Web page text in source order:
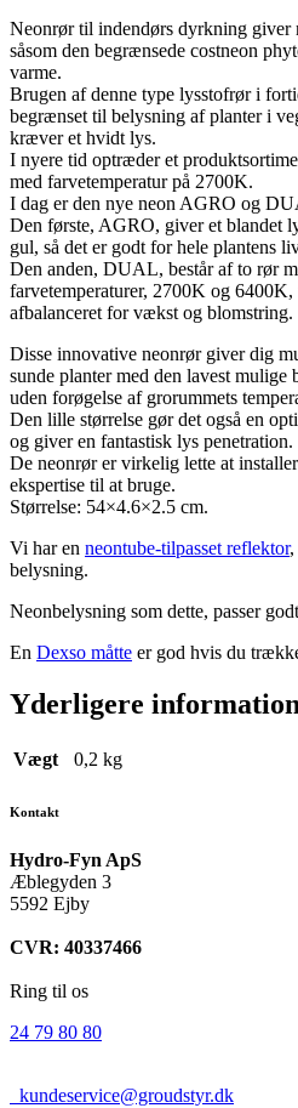
Neonrør til indendørs dyrkning giver
såsom den begrænsede costneon
varme.
Brugen af ​​denne type lysstofrør i
begrænset til belysning af planter i
kræver et hvidt lys.
I nyere tid optræder et
med farvetemperatur på 2700K.
I dag er den nye neon AGRO og
Den første, AGRO, giver et blandet
gul, så det er godt for hele plantens
Den anden, DUAL, består af to rør
farvetemperaturer, 2700K og
afbalanceret for vækst og blomstring.
Disse innovative neonrør giver dig
sunde planter med den lavest mulige
uden forøgelse af grorummets
Den lille størrelse gør det også en
og giver en fantastisk lys penetration.
De neonrør er virkelig lette at
ekspertise til at bruge.
Størrelse: 54×4.6×2.5 cm.
Vi har en neontube-tilpasset reflektor,
belysning.
Neonbelysning som dette, passer
En Dexso måtte er god hvis du
Yderligere information
Vægt 0,2 kg
Kontakt
Hydro-Fyn ApS
Æblegyden 3
5592 Ejby
CVR: 40337466
Ring til os
24 79 80 80
kundeservice@groudstyr.dk